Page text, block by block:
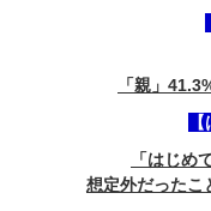
「親」
「はじめ
想定外だったこ